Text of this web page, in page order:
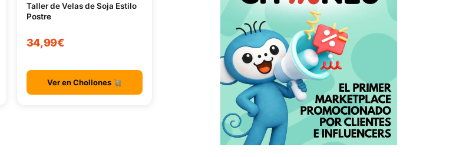
Taller de Velas de Soja Estilo
Postre
34,99€
Ver en Chollones